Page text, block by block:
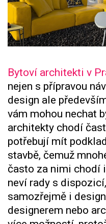
Bytoví architekti v
nejen s přípravou
design ale
vám mohou nechat
architekty chodí
potřebují mít
stavbě, čemuž
často za nimi chodí
neví rady s
samozřejmě i
designerem nebo